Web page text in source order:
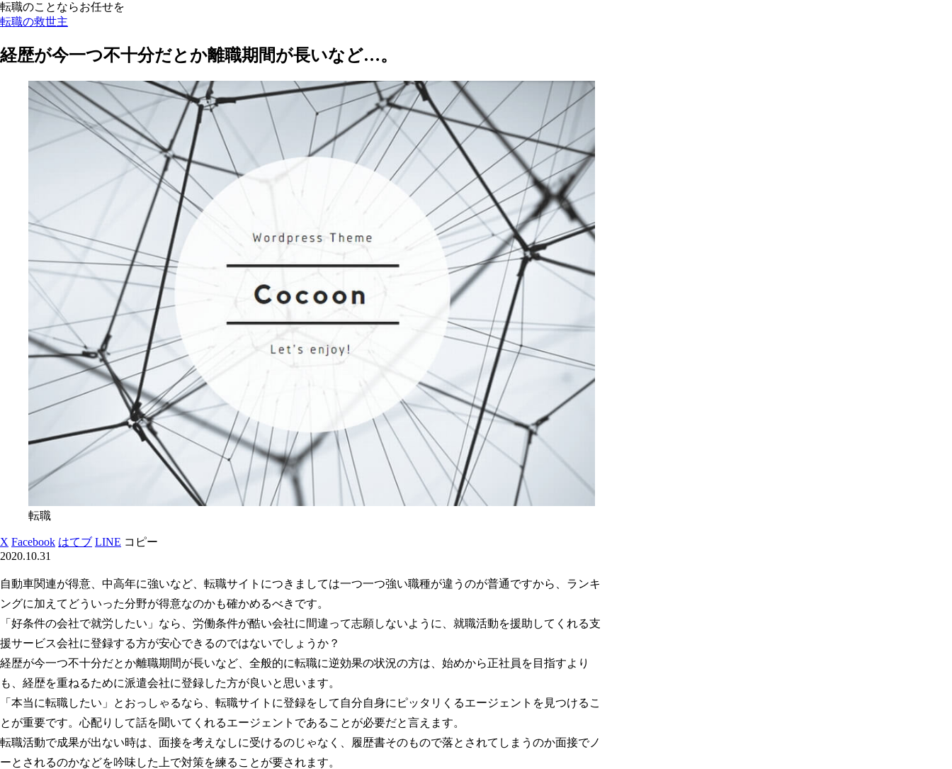
転職のことならお任せを
転職の救世主
経歴が今一つ不十分だとか離職期間が長いなど…。
転職
X Facebook はてブ LINE コピー
2020.10.31
自動車関連が得意、中高年に強いなど、転職サイトにつきましては一つ一つ強い職種が違うのが普通ですから、ランキ
ングに加えてどういった分野が得意なのかも確かめるべきです。
「好条件の会社で就労したい」なら、労働条件が酷い会社に間違って志願しないように、就職活動を援助してくれる支
援サービス会社に登録する方が安心できるのではないでしょうか？
経歴が今一つ不十分だとか離職期間が長いなど、全般的に転職に逆効果の状況の方は、始めから正社員を目指すより
も、経歴を重ねるために派遣会社に登録した方が良いと思います。
「本当に転職したい」とおっしゃるなら、転職サイトに登録をして自分自身にピッタリくるエージェントを見つけるこ
とが重要です。心配りして話を聞いてくれるエージェントであることが必要だと言えます。
転職活動で成果が出ない時は、面接を考えなしに受けるのじゃなく、履歴書そのもので落とされてしまうのか面接でノ
ーとされるのかなどを吟味した上で対策を練ることが要されます。